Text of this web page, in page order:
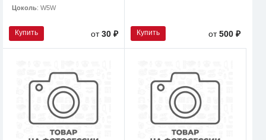
Цоколь: W5W
Купить от30 ₽ Купить от500 ₽